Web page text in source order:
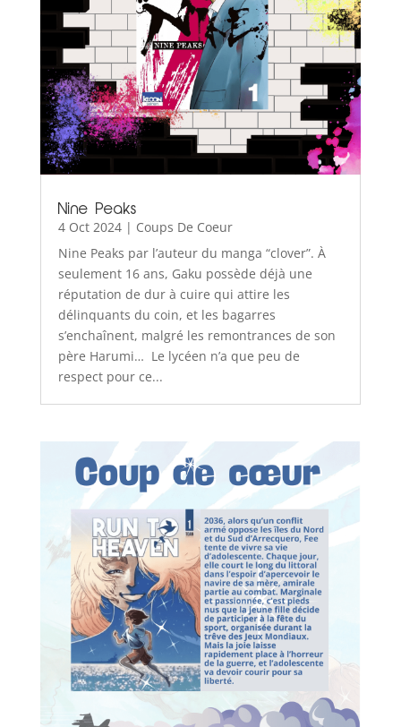
Nine Peaks
4 Oct 2024| Coups De Coeur
Nine Peaks par l’auteur du manga “clover”. À
seulement 16 ans, Gaku possède déjà une
réputation de dur à cuire qui attire les
délinquants du coin, et les bagarres
s’enchaînent, malgré les remontrances de son
père Harumi… Le lycéen n’a que peu de
respect pour ce...